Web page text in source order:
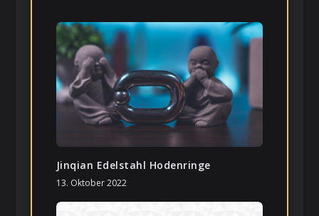
Jinqian Edelstahl Hodenringe
13. Oktober 2022